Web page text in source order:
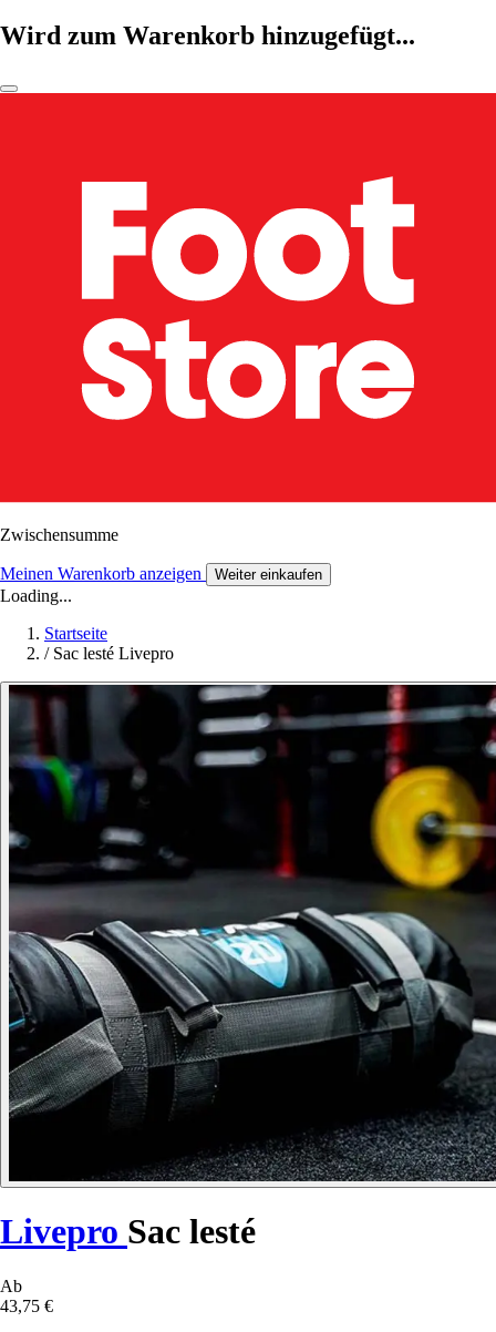
Wird zum Warenkorb hinzugefügt...
Zwischensumme
Meinen Warenkorb anzeigen Weiter einkaufen
Loading...
Startseite
/ Sac lesté Livepro
Livepro Sac lesté
Ab
43,75 €